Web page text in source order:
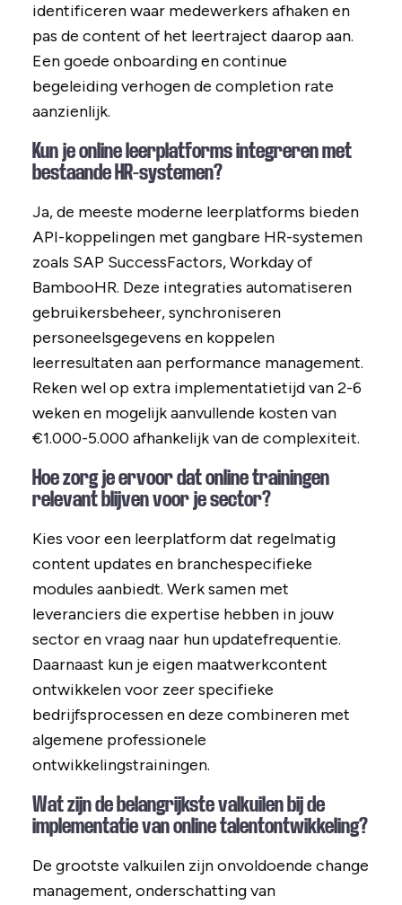
identificeren waar medewerkers afhaken en
pas de content of het leertraject daarop aan.
Een goede onboarding en continue
begeleiding verhogen de completion rate
aanzienlijk.
Kun je online leerplatforms integreren met
bestaande HR-systemen?
Ja, de meeste moderne leerplatforms bieden
API-koppelingen met gangbare HR-systemen
zoals SAP SuccessFactors, Workday of
BambooHR. Deze integraties automatiseren
gebruikersbeheer, synchroniseren
personeelsgegevens en koppelen
leerresultaten aan performance management.
Reken wel op extra implementatietijd van 2-6
weken en mogelijk aanvullende kosten van
€1.000-5.000 afhankelijk van de complexiteit.
Hoe zorg je ervoor dat online trainingen
relevant blijven voor je sector?
Kies voor een leerplatform dat regelmatig
content updates en branchespecifieke
modules aanbiedt. Werk samen met
leveranciers die expertise hebben in jouw
sector en vraag naar hun updatefrequentie.
Daarnaast kun je eigen maatwerkcontent
ontwikkelen voor zeer specifieke
bedrijfsprocessen en deze combineren met
algemene professionele
ontwikkelingstrainingen.
Wat zijn de belangrijkste valkuilen bij de
implementatie van online talentontwikkeling?
De grootste valkuilen zijn onvoldoende change
management, onderschatting van